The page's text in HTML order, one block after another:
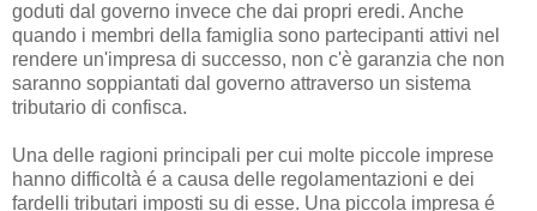
goduti dal governo invece che dai propri eredi. Anche
quando i membri della famiglia sono partecipanti attivi nel
rendere un'impresa di successo, non c'è garanzia che non
saranno soppiantati dal governo attraverso un sistema
tributario di confisca.
Una delle ragioni principali per cui molte piccole imprese
hanno difficoltà é a causa delle regolamentazioni e dei
fardelli tributari imposti su di esse. Una piccola impresa é